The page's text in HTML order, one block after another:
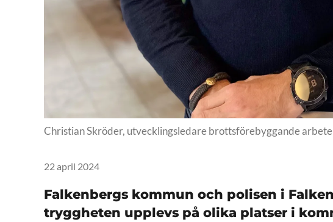
Christian Skröder, utvecklingsledare brottsförebyggande
22 april 2024
Falkenbergs kommun och polisen i
tryggheten upplevs på olika platser i